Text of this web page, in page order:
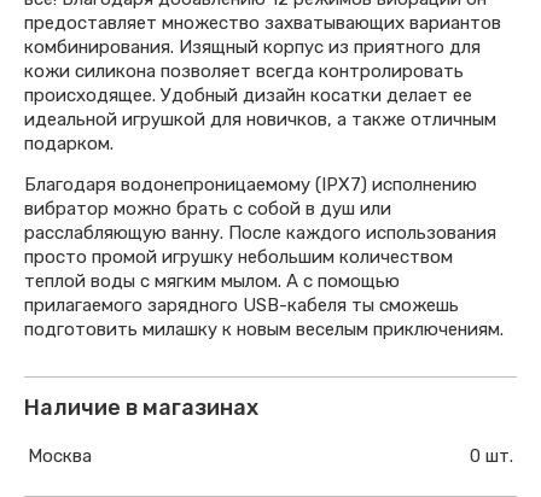
предоставляет множество захватывающих вариантов
комбинирования. Изящный корпус из приятного для
кожи силикона позволяет всегда контролировать
происходящее. Удобный дизайн косатки делает ее
идеальной игрушкой для новичков, а также отличным
подарком.
Благодаря водонепроницаемому (IPX7) исполнению
вибратор можно брать с собой в душ или
расслабляющую ванну. После каждого использования
просто промой игрушку небольшим количеством
теплой воды с мягким мылом. А с помощью
прилагаемого зарядного USB-кабеля ты сможешь
подготовить милашку к новым веселым приключениям.
Наличие в магазинах
Москва 0 шт.